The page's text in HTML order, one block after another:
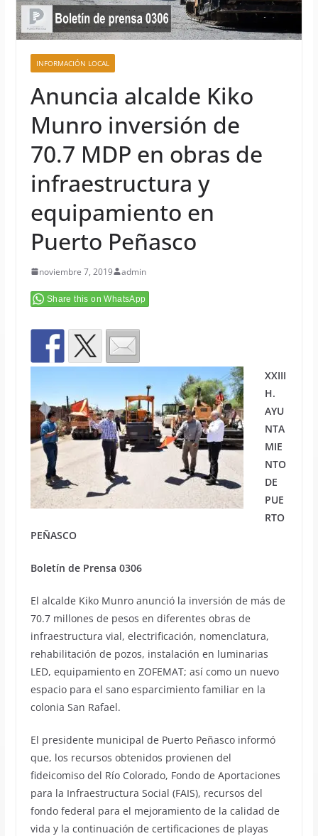
INFORMACIÓN LOCAL
Anuncia alcalde Kiko
Munro inversión de
70.7 MDP en obras de
infraestructura y
equipamiento en
Puerto Peñasco
noviembre 7, 2019 admin
Share this on WhatsApp
XXIII
H.
AYU
NTA
MIE
NTO
DE
PUE
RTO
PEÑASCO
Boletín de Prensa 0306
El alcalde Kiko Munro anunció la inversión de más de
70.7 millones de pesos en diferentes obras de
infraestructura vial, electrificación, nomenclatura,
rehabilitación de pozos, instalación en luminarias
LED, equipamiento en ZOFEMAT; así como un nuevo
espacio para el sano esparcimiento familiar en la
colonia San Rafael.
El presidente municipal de Puerto Peñasco informó
que, los recursos obtenidos provienen del
fideicomiso del Río Colorado, Fondo de Aportaciones
para la Infraestructura Social (FAIS), recursos del
fondo federal para el mejoramiento de la calidad de
vida y la continuación de certificaciones de playas